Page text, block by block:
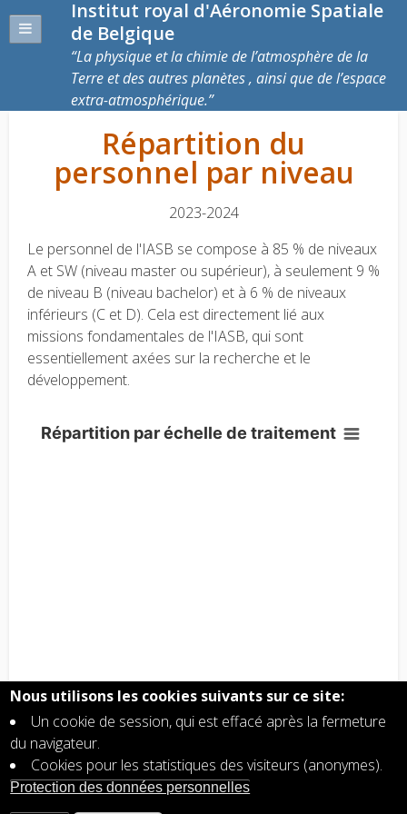
Institut royal d'Aéronomie Spatiale
de Belgique
La physique et la chimie de l’atmosphère de la
Terre et des autres planètes , ainsi que de l’espace
extra-atmosphérique.
Répartition du
personnel par niveau
2023-2024
Le personnel de l'IASB se compose à 85 % de niveaux
A et SW (niveau master ou supérieur), à seulement 9 %
de niveau B (niveau bachelor) et à 6 % de niveaux
inférieurs (C et D). Cela est directement lié aux
missions fondamentales de l'IASB, qui sont
essentiellement axées sur la recherche et le
développement.
Nous utilisons les cookies suivants sur ce site:
Un cookie de session, qui est effacé après la fermeture
du navigateur.
Cookies pour les statistiques des visiteurs (anonymes).
Protection des données personnelles